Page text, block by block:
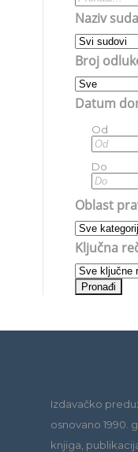
Naziv
Broj
Datum
Od
Do
Oblast
Ključna
Izdavačko
osnovano 1990.
knjiga,